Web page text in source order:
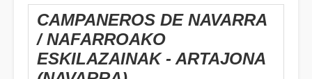
CAMPANEROS DE NAVARRA
/ NAFARROAKO
ESKILAZAINAK - ARTAJONA